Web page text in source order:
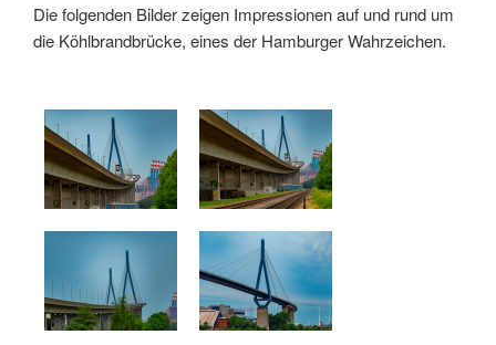
Die folgenden Bilder zeigen Impressionen auf und rund um
die Köhlbrandbrücke, eines der Hamburger Wahrzeichen.